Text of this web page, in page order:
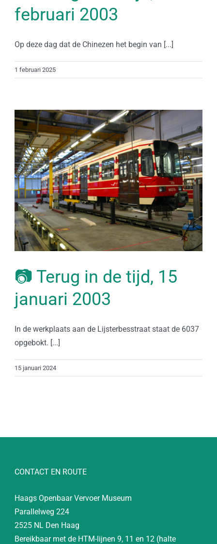
februari 2003
Op deze dag dat de Chinezen het begin van [...]
1 februari 2025
📷 Terug in de tijd, 15
januari 2003
In de werkplaats aan de Lijsterbesstraat staat de 6037
opgebokt. [...]
15 januari 2024
CONTACT EN ROUTE
Haags Openbaar Vervoer Museum
Parallelweg 224
2525 NL Den Haag
Bereikbaar met de HTM-lijnen 9, 11 en 12 (halte